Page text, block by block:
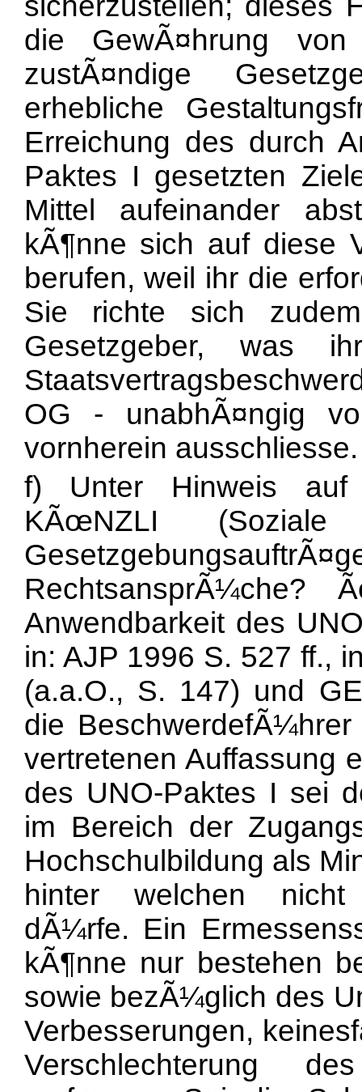
die GewÃ¤hrung
zustÃ¤ndige
erhebliche
Erreichung des durch
Paktes I gesetzten
Mittel aufeinander
kÃ¶nne sich auf diese
berufen, weil ihr die
Sie richte sich
Gesetzgeber, was
OG - unabhÃ¤ngig
vornherein ausschliesse.
f) Unter Hinweis auf
KÃœNZLI (Soziale
RechtsansprÃ¼che?
Anwendbarkeit des
in: AJP 1996 S. 527 ff.,
(a.a.O., S. 147) und
die
vertretenen Auffassung
des UNO-Paktes I sei
im Bereich der
Hochschulbildung als
hinter welchen nicht
dÃ¼rfe. Ein
kÃ¶nne nur bestehen
sowie bezÃ¼glich des
Verbesserungen,
Verschlechterung